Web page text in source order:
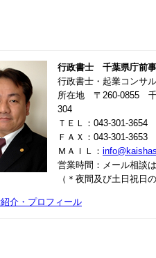
行政書士 千葉県庁前
行政書士・起業コンサ
所在地 〒260-0855
304
ＴＥＬ：043-301-3654
ＦＡＸ：043-301-3653
ＭＡＩＬ：
営業時間：メール相談
（＊夜間及び土日祝日
介・プロフィール